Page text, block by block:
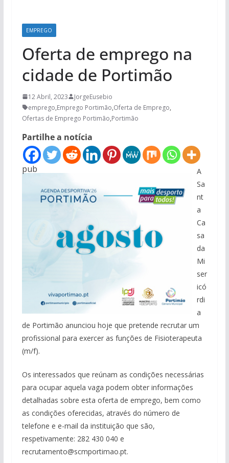
EMPREGO
Oferta de emprego na
cidade de Portimão
12 Abril, 2023
JorgeEusebio
emprego,Emprego Portimão,Oferta de Emprego,
Ofertas de Emprego Portimão,Portimão
Partilhe a notícia
pub
A
Sa
nt
a
Ca
sa
da
Mi
ser
icó
rdi
a
de Portimão anunciou hoje que pretende recrutar um
profissional para exercer as funções de Fisioterapeuta
(m/f).
Os interessados que reúnam as condições necessárias
para ocupar aquela vaga podem obter informações
detalhadas sobre esta oferta de emprego, bem como
as condições oferecidas, através do número de
telefone e e-mail da instituição que são,
respetivamente: 282 430 040 e
recrutamento@scmportimao.pt.